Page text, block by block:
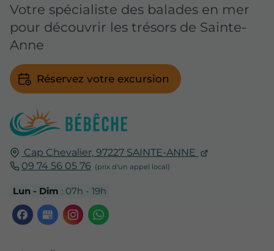
Cap Chevalier, 97227 SAINTE-ANNE
09 74 56 05 76
Lun - Dim : 07h - 19h
Votre spécialiste des balades en mer
pour découvrir les trésors de Sainte-
Anne
Réservez votre excursion